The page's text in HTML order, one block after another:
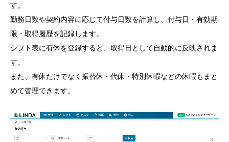
す。
勤務日数や契約内容に応じて付与日数を計算し、付与日・有効期
限・取得履歴を記録します。
シフト表に有休を登録すると、取得日として自動的に反映されま
す。
また、有休だけでなく振替休・代休・特別休暇などの休暇もまと
めて管理できます。